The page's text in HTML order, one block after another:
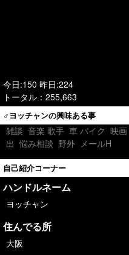
今日:150 昨日:224
トータル：255,663
♂ヨッチャンの興味ある事
雑談 音楽 歌手 車 バイク 映画
出 悩み相談 野外 メールH
自己紹介コーナー
ハンドルネーム
ヨッチャン
住んでる所
大阪